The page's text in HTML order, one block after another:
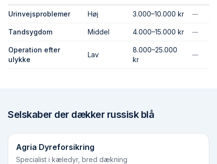
Urinvejsproblemer Høj 3.000–10.000 kr —
Tandsygdom Middel 4.000–15.000 kr —
Operation efter
ulykke
Lav
8.000–25.000
kr
—
Selskaber der dækker russisk blå
Agria Dyreforsikring
Specialist i kæledyr, bred dækning